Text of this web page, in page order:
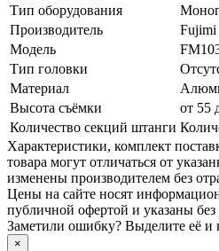
Тип оборудования
Производитель
Fujimi
Модель
Тип головки
Материал
Высота съёмки
от 55
Количество секций штанги
Xарактеристики, комплект
товара могут отличаться от
изменены производителем без
Цены на сайте носят
публичной офертой и указаны
Заметили ошибку? Выделите её и
×